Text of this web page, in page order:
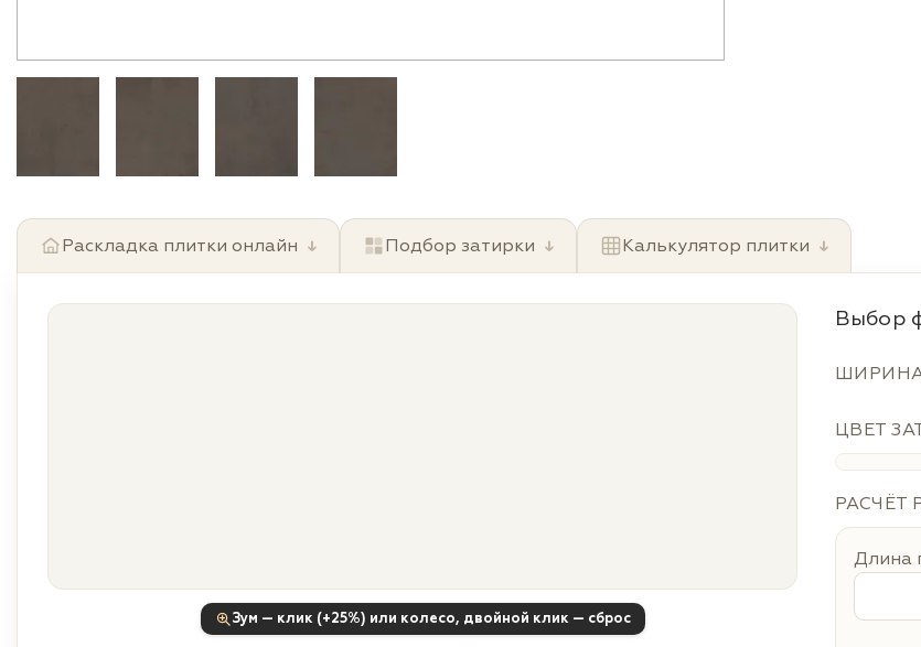
Раскладка плитки онлайн ↓ Подбор затирки ↓ Калькулятор плитки ↓
Зум — клик (+25%) или колесо, двойной клик — сброс
Выбор
ЦВЕТ
РАСЧЁТ
Длина